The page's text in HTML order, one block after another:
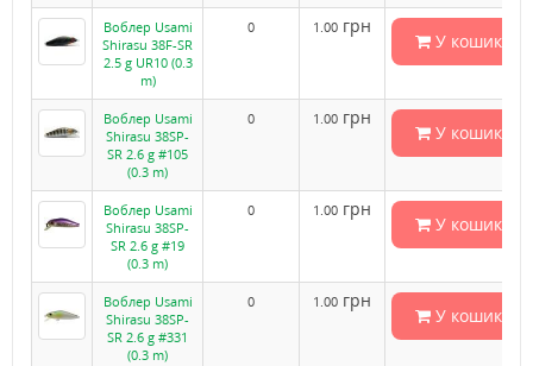
Воблер Usami
Shirasu 38F-SR
2.5 g UR10 (0.3
m)
0 1.00 грн
У кошик
Воблер Usami
Shirasu 38SP-
SR 2.6 g #105
(0.3 m)
0 1.00 грн
У кошик
Воблер Usami
Shirasu 38SP-
SR 2.6 g #19
(0.3 m)
0 1.00 грн
У кошик
Воблер Usami
Shirasu 38SP-
SR 2.6 g #331
(0.3 m)
0 1.00 грн
У кошик